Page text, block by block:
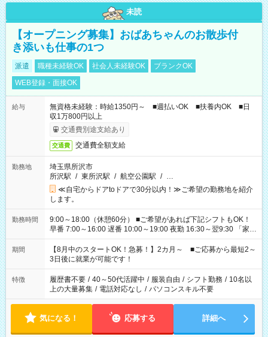
未読
【オープニング募集】おばあちゃんのお散歩付
き添いも仕事の1つ
派遣 職種未経験OK 社会人未経験OK
ブランクOK
WEB登録・面接OK
給与
無資格未経験：時給1350円～ ■週払いOK ■扶養内OK ■日
収1万800円以上
交通費別途支給あり
交通費 交通費全額支給
勤務地
埼玉県所沢市
所沢駅 / 東所沢駅 / 航空公園駅 / …
≪自宅からドアtoドアで30分以内！≫ご希望の勤務地を紹介
します。
勤務時間
9:00～18:00（休憩60分） ■ご希望があれば下記シフトもOK！
早番 7:00～16:00 遅番 10:00～19:00 夜勤 16:30～翌9:30 「家族
と休みを合わせたい」 「余裕を持って夕飯の準備がしたい」
「できれば残業はしたくない」 など、ご希望を教えてください
ね。 ※Wワーク希望の方へ 今ご覧のお仕事で希望する勤務時間
と、もう1つのお仕事の勤務時間。 合計で週40時間を超える場
合は応募できません。
期間
【8月中のスタートOK！急募！】2カ月～ ■ご応募から最短2～
3日後に就業が可能です！
特徴 履歴書不要 / 40～50代活躍中 / 服装自由 / シフト勤務 / 10名以
上の大量募集 / 電話対応なし / パソコンスキル不要
気になる！ 応募する 詳細へ